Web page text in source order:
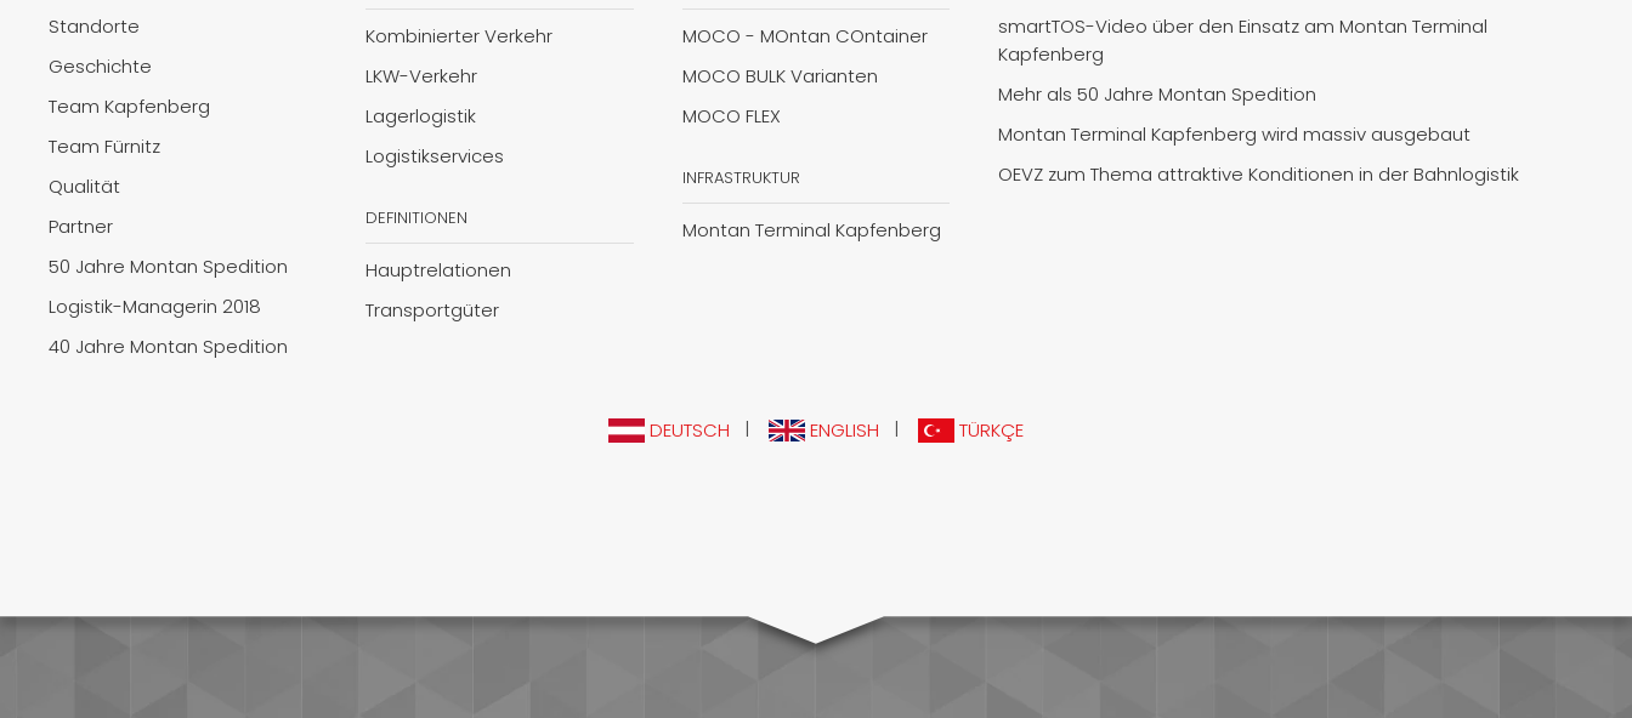
Standorte
Geschichte
Team Kapfenberg
Team Fürnitz
Qualität
Partner
50 Jahre Montan Spedition
Logistik-Managerin 2018
40 Jahre Montan Spedition
Kombinierter Verkehr
LKW-Verkehr
Lagerlogistik
Logistikservices
DEFINITIONEN
Hauptrelationen
Transportgüter
MOCO - MOntan COntainer
MOCO BULK Varianten
MOCO FLEX
INFRASTRUKTUR
Montan Terminal Kapfenberg
smartTOS-Video über den Einsatz am Montan Terminal
Kapfenberg
Mehr als 50 Jahre Montan Spedition
Montan Terminal Kapfenberg wird massiv ausgebaut
OEVZ zum Thema attraktive Konditionen in der Bahnlogistik
DEUTSCH | ENGLISH | TÜRKÇE